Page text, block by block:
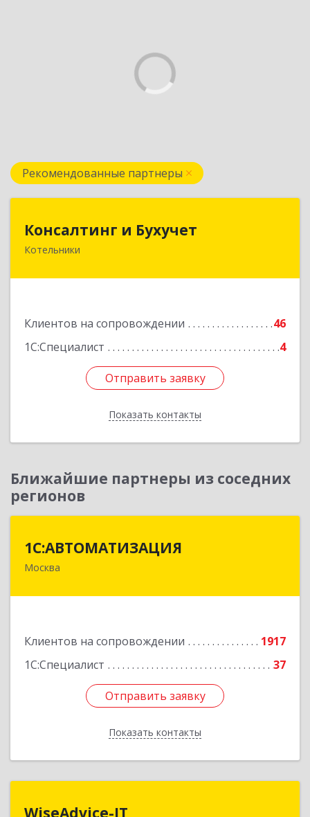
Рекомендованные партнеры
Консалтинг и Бухучет
Котельники
Клиентов на сопровождении
46
1С:Специалист
4
Отправить заявку
Показать контакты
140054, Московская обл, Котельники г,
Отправить заявку
Назад
Ближайшие партнеры из соседних
регионов
1С:АВТОМАТИЗАЦИЯ
Москва
Клиентов на сопровождении
1917
1С:Специалист
37
Отправить заявку
Показать контакты
111024, Москва г, Энтузиастов 1-я ул, дом №
Отправить заявку
Назад
WiseAdvice-IT